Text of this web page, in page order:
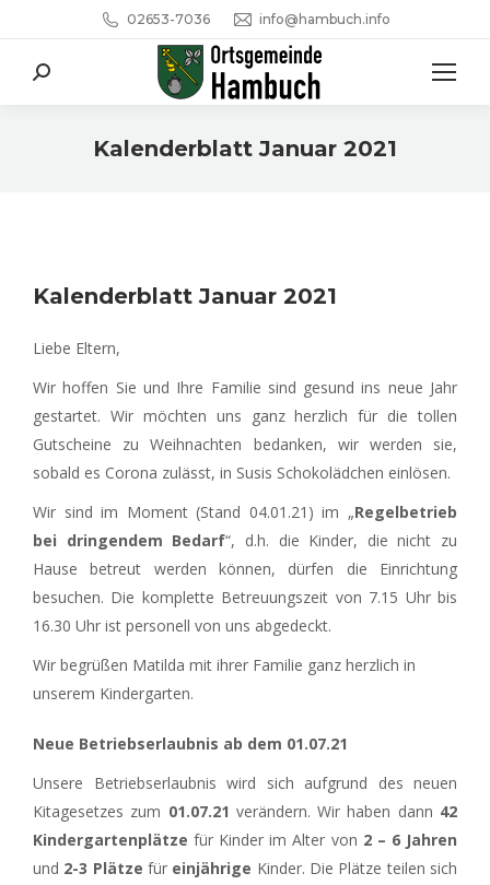
02653-7036 info@hambuch.info
Search:
Kalenderblatt Januar 2021
Kalenderblatt Januar 2021
Liebe Eltern,
Wir hoffen Sie und Ihre Familie sind gesund ins neue Jahr
gestartet. Wir möchten uns ganz herzlich für die tollen
Gutscheine zu Weihnachten bedanken, wir werden sie,
sobald es Corona zulässt, in Susis Schokolädchen einlösen.
Wir sind im Moment (Stand 04.01.21) im „Regelbetrieb
bei dringendem Bedarf“, d.h. die Kinder, die nicht zu
Hause betreut werden können, dürfen die Einrichtung
besuchen. Die komplette Betreuungszeit von 7.15 Uhr bis
16.30 Uhr ist personell von uns abgedeckt.
Wir begrüßen Matilda mit ihrer Familie ganz herzlich in
unserem Kindergarten.
Neue Betriebserlaubnis ab dem 01.07.21
Unsere Betriebserlaubnis wird sich aufgrund des neuen
Kitagesetzes zum 01.07.21 verändern. Wir haben dann 42
Kindergartenplätze für Kinder im Alter von 2 – 6 Jahren
und 2-3 Plätze für einjährige Kinder. Die Plätze teilen sich